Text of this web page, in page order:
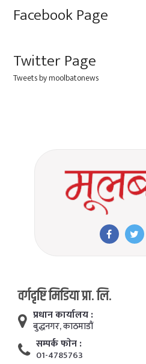
Facebook Page
Twitter Page
Tweets by moolbatonews
वर्गदृष्टि मिडिया प्रा. लि.
प्रधान कार्यालय :
बुद्धनगर, काठमाडाैं
सम्पर्क फाेन :
01-4785763